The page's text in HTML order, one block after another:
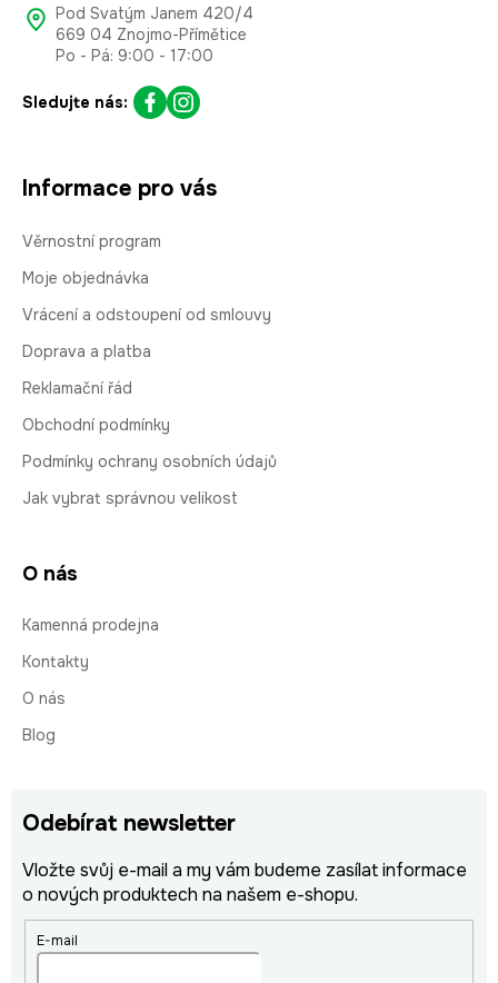
Pod Svatým Janem 420/4
669 04 Znojmo-Přímětice
Po - Pá: 9:00 - 17:00
Sledujte nás:
Informace pro vás
Věrnostní program
Moje objednávka
Vrácení a odstoupení od smlouvy
Doprava a platba
Reklamační řád
Obchodní podmínky
Podmínky ochrany osobních údajů
Jak vybrat správnou velikost
O nás
Kamenná prodejna
Kontakty
O nás
Blog
Odebírat newsletter
Vložte svůj e-mail a my vám budeme zasílat informace
o nových produktech na našem e-shopu.
E-mail